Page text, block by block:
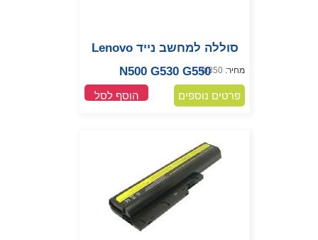
סוללה למחשב נייד Lenovo
N500 G530 G550
מחיר: ₪350
פרטים נוספים הוסף לסל